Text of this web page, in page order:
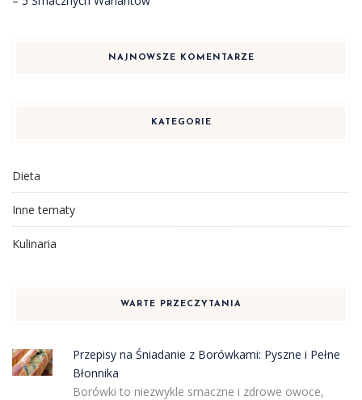
NAJNOWSZE KOMENTARZE
KATEGORIE
Dieta
Inne tematy
Kulinaria
WARTE PRZECZYTANIA
Przepisy na Śniadanie z Borówkami: Pyszne i Pełne
Błonnika
Borówki to niezwykle smaczne i zdrowe owoce,